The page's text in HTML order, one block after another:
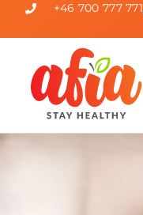
+46 700 777 771